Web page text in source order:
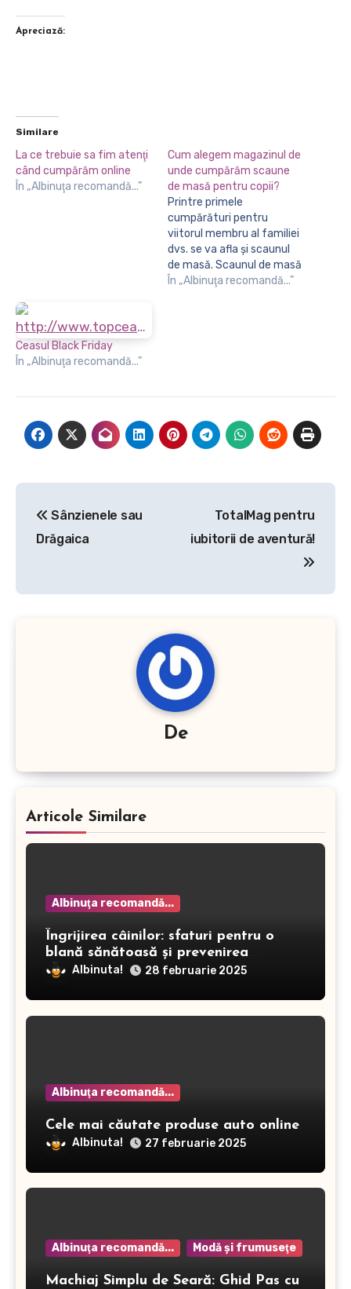
Apreciază:
Similare
La ce trebuie sa fim atenţi
când cumpărăm online
În „Albinuţa recomandă...”
Cum alegem magazinul de
unde cumpărăm scaune
de masă pentru copii?
Printre primele
cumpărături pentru
viitorul membru al familiei
dvs. se va afla și scaunul
de masă. Scaunul de masă
este foarte important
În „Albinuţa recomandă...”
Ceasul Black Friday
În „Albinuţa recomandă...”
Sânzienele sau
Drăgaica
TotalMag pentru
iubitorii de aventură!
De
Articole Similare
Albinuţa recomandă...
Îngrijirea câinilor: sfaturi pentru o
blană sănătoasă și prevenirea
dermatitei
Albinuta! 28 februarie 2025
Albinuţa recomandă...
Cele mai căutate produse auto online
Albinuta! 27 februarie 2025
Albinuţa recomandă... Modă şi frumuseţe
Machiaj Simplu de Seară: Ghid Pas cu